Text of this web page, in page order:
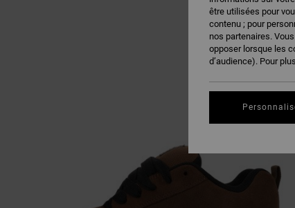
être utilisées pour
contenu ; pour
nos partenaires.
opposer lorsque les
d’audience). Pour